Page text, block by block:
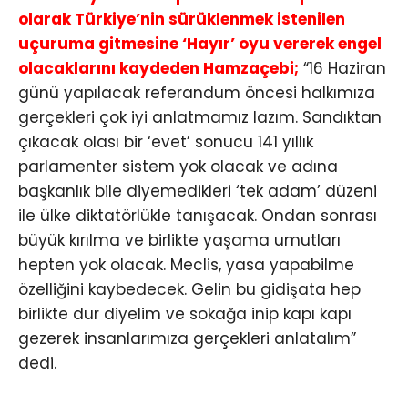
olarak Türkiye’nin sürüklenmek istenilen
uçuruma gitmesine ‘Hayır’ oyu vererek engel
olacaklarını kaydeden Hamzaçebi; “16 Haziran
günü yapılacak referandum öncesi halkımıza
gerçekleri çok iyi anlatmamız lazım. Sandıktan
çıkacak olası bir ‘evet’ sonucu 141 yıllık
parlamenter sistem yok olacak ve adına
başkanlık bile diyemedikleri ‘tek adam’ düzeni
ile ülke diktatörlükle tanışacak. Ondan sonrası
büyük kırılma ve birlikte yaşama umutları
hepten yok olacak. Meclis, yasa yapabilme
özelliğini kaybedecek. Gelin bu gidişata hep
birlikte dur diyelim ve sokağa inip kapı kapı
gezerek insanlarımıza gerçekleri anlatalım”
dedi.